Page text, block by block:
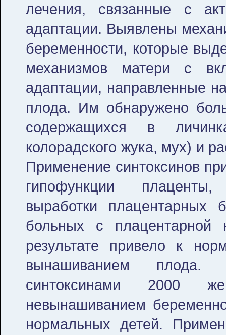
лечения, связанные с
адаптации. Выявлены
беременности, которые
механизмов матери с
адаптации, направленные
плода. Им обнаружено
содержащихся в
колорадского жука, мух) и
Применение синтоксинов
гипофункции
выработки плацентарных
больных с плацентарной
результате привело к
вынашиванием плода.
синтоксинами 2000
невынашиванием
нормальных детей.